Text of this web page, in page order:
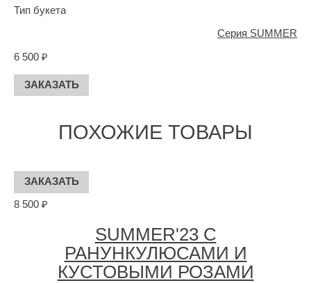
Тип букета
Серия SUMMER
6 500 ₽
ПОХОЖИЕ ТОВАРЫ
8 500 ₽
SUMMER'23 С
РАНУНКУЛЮСАМИ И
КУСТОВЫМИ РОЗАМИ